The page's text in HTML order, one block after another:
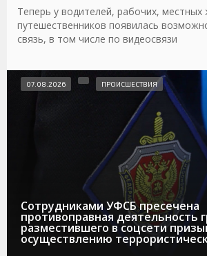
Теперь у водителей, рабочих, местных
путешественников появилась
связь, в том числе по видеосвязи
Сотрудниками УФСБ пресечена
противоправная деятельность
разместившего в соцсети
осуществлению
07.08.2026 ПРОИСШЕСТВИЯ